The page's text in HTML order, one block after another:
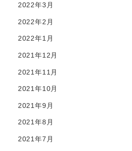
2022年3月
2022年2月
2022年1月
2021年12月
2021年11月
2021年10月
2021年9月
2021年8月
2021年7月